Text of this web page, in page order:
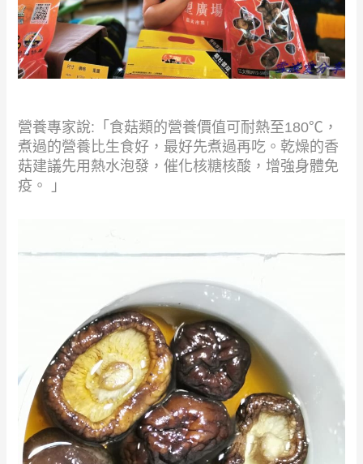
營養專家說:「食菇類的營養價值可耐熱至180℃，
煮過的營養比生食好，最好先煮過再吃。乾燥的香
菇建議先用熱水泡發，催化核糖核酸，增強身體免
疫。 」